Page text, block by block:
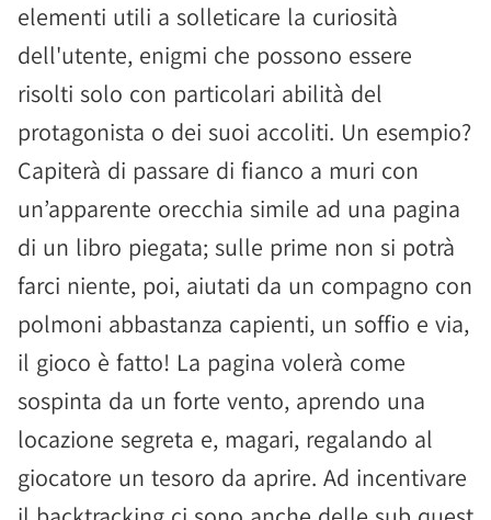
elementi utili a solleticare la curiosità
dell'utente, enigmi che possono essere
risolti solo con particolari abilità del
protagonista o dei suoi accoliti. Un esempio?
Capiterà di passare di fianco a muri con
un’apparente orecchia simile ad una pagina
di un libro piegata; sulle prime non si potrà
farci niente, poi, aiutati da un compagno con
polmoni abbastanza capienti, un soffio e via,
il gioco è fatto! La pagina volerà come
sospinta da un forte vento, aprendo una
locazione segreta e, magari, regalando al
giocatore un tesoro da aprire. Ad incentivare